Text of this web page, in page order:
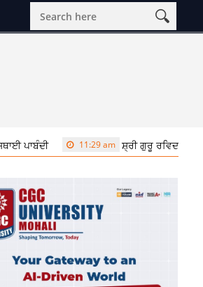
11:29 am ਸ਼੍ਰੀ ਗੁਰੂ ਰਵਿਦਾਸ ਜੀ ਏਅਰਪੋਰਟ